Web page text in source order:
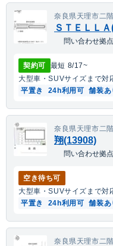
奈良県天理市二
ＳＴＥＬＬ
問い合わせ拠
契約可 最短 8/17~
大型車・SUVサイズまで対
平置き
24h利用可 舗装あ
奈良県天理市二
翔(13908)
問い合わせ拠
空き待ち可
大型車・SUVサイズまで対
平置き
24h利用可 舗装あ
奈良県天理市二